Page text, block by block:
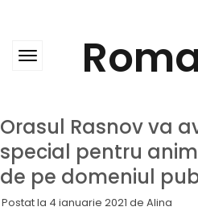
Orasul Rasnov va
special pentru
de pe domeniul
Postat la 4 ianuarie 2021 de Alina